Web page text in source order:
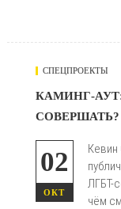
836

СПЕЦПРОЕКТЫ
КАМИНГ-
СОВЕРШАТЬ?
02
ОКТ
Кевин
ЛГБТ-
чём